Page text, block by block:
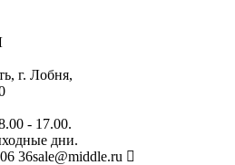
г. Лобня,
- 17.00.
дни.
36sale@middle.ru